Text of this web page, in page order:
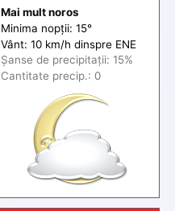
Mai mult noros
Minima nopții: 15°
Vânt: 10 km/h dinspre ENE
Șanse de precipitații: 15%
Cantitate precip.: 0